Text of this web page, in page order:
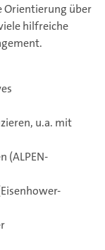
Orientierung über
hilfreiche
u.a. mit
(ALPEN-